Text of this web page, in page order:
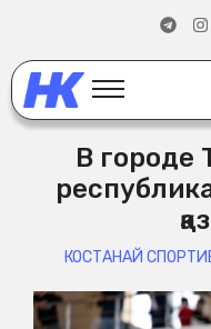
В городе
КОСТАНАЙ